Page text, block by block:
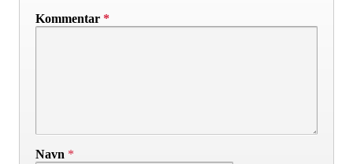
Kommentar *
Navn *